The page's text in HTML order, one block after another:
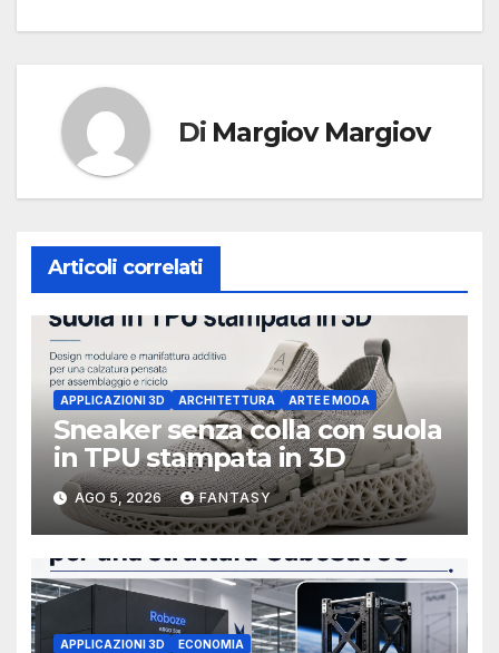
Di Margiov Margiov
Articoli correlati
APPLICAZIONI 3D ARCHITETTURA ARTE E MODA
Sneaker senza colla con suola
in TPU stampata in 3D
AGO 5, 2026 FANTASY
APPLICAZIONI 3D ECONOMIA